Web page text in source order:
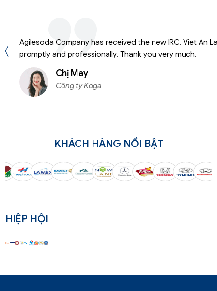
〈
Agilesoda Company has received the new IRC. Viet An
promptly and professionally. Thank you very much.
Chị May
Công ty Koga
KHÁCH HÀNG NỔI BẬT
HIỆP HỘI